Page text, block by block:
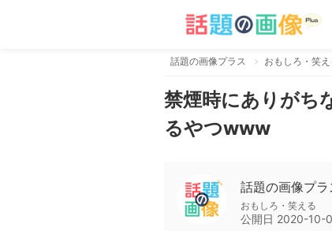
話題の画像プラス おもしろ・笑え
禁煙時にありがち
るやつwww
話題の画像プラ
おもしろ・笑える
公開日 2020-10-